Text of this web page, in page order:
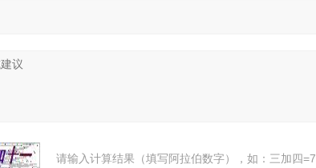
请输入计算结果（填写阿拉伯数字），如：三加四=7